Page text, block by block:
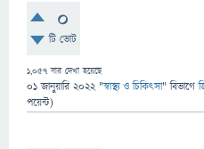
0
টি ভোট
1,057 বার দেখা হয়েছে
01 জানুয়ারি 2022 "স্বাস্থ্য ও চিকিৎসা" বিভাগে
পয়েন্ট)